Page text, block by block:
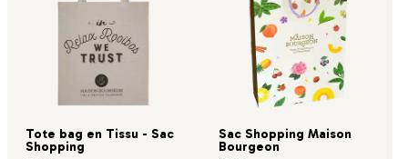
Tote bag en Tissu - Sac
Shopping
Sac Shopping Maison
Bourgeon